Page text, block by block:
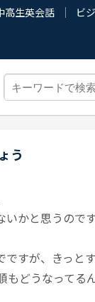
高生英会話 ビ
う
かと思うので
すが、きっと
どうなってる